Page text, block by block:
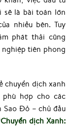
sẽ là bài toán lớn
nhiều bên. Tuy
phát thải cũng
tiên phong
chuyển dịch xanh
hợp cho các
Sao Đỏ – chủ đầu
dịch Xanh: